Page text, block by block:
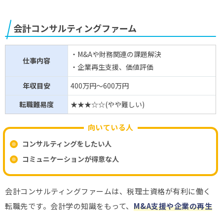
会計コンサルティングファーム
仕事内容
・M&Aや財務関連の課題解決
・企業再生支援、価値評価
年収目安
400万円～600万円
転職難易度
★★★☆☆(やや難しい)
向いている人
コンサルティングをしたい人
コミュニケーションが得意な人
会計コンサルティングファームは、税理士資格が有利に働く
転職先です。会計学の知識をもって、 M&A支援や企業の再生